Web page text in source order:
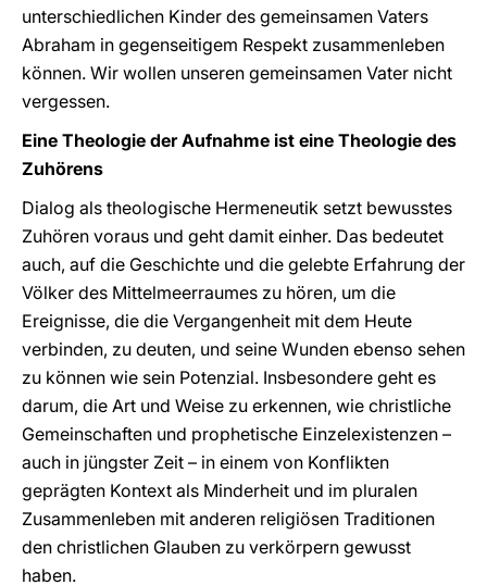
unterschiedlichen Kinder des gemeinsamen Vaters
Abraham in gegenseitigem Respekt zusammenleben
können. Wir wollen unseren gemeinsamen Vater nicht
vergessen.
Eine Theologie der Aufnahme ist eine Theologie des
Zuhörens
Dialog als theologische Hermeneutik setzt bewusstes
Zuhören voraus und geht damit einher. Das bedeutet
auch, auf die Geschichte und die gelebte Erfahrung der
Völker des Mittelmeerraumes zu hören, um die
Ereignisse, die die Vergangenheit mit dem Heute
verbinden, zu deuten, und seine Wunden ebenso sehen
zu können wie sein Potenzial. Insbesondere geht es
darum, die Art und Weise zu erkennen, wie christliche
Gemeinschaften und prophetische Einzelexistenzen –
auch in jüngster Zeit – in einem von Konflikten
geprägten Kontext als Minderheit und im pluralen
Zusammenleben mit anderen religiösen Traditionen
den christlichen Glauben zu verkörpern gewusst
haben.